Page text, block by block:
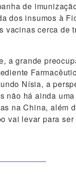
de
dos insumos à
cerca de
a grande
Nísia, a
não há ainda
na China, além
vai levar para